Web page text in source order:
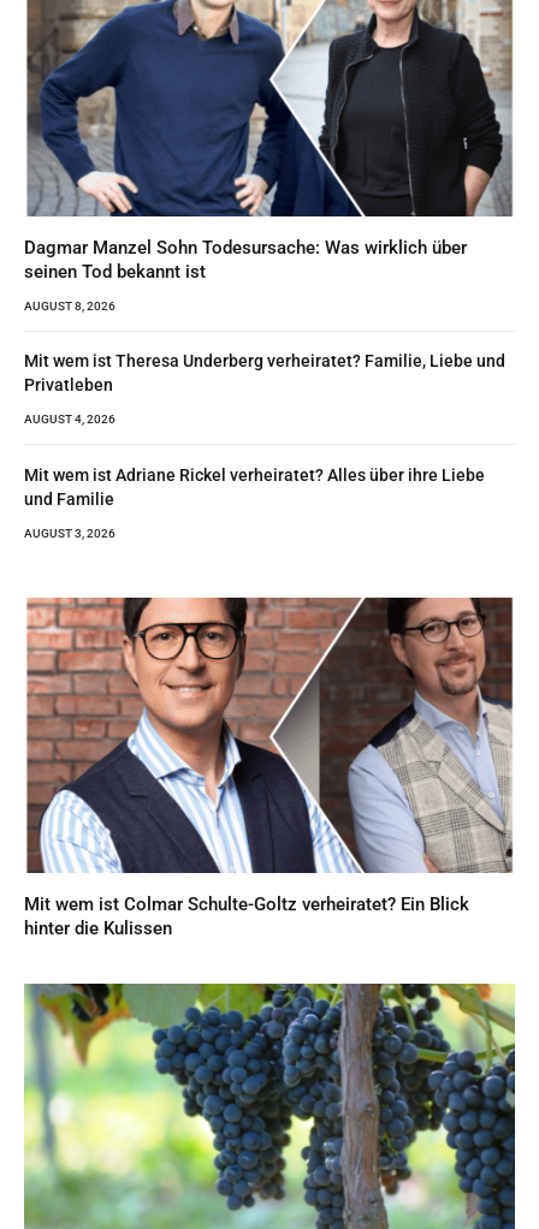
Dagmar Manzel Sohn Todesursache: Was wirklich über
seinen Tod bekannt ist
AUGUST 8, 2026
Mit wem ist Theresa Underberg verheiratet? Familie, Liebe und
Privatleben
AUGUST 4, 2026
Mit wem ist Adriane Rickel verheiratet? Alles über ihre Liebe
und Familie
AUGUST 3, 2026
Mit wem ist Colmar Schulte-Goltz verheiratet? Ein Blick
hinter die Kulissen